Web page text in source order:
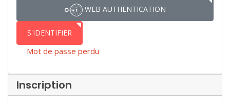
WEB AUTHENTICATION
S'IDENTIFIER
Mot de passe perdu
Inscription